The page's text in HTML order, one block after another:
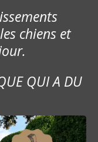
chiens et
QUI A DU